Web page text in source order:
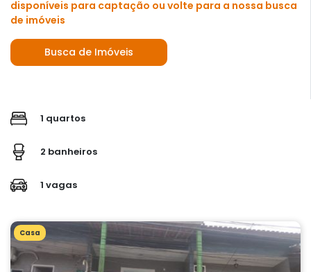
disponíveis para captação ou volte para a nossa busca
de imóveis
Busca de Imóveis
1 quartos
2 banheiros
1 vagas
Casa